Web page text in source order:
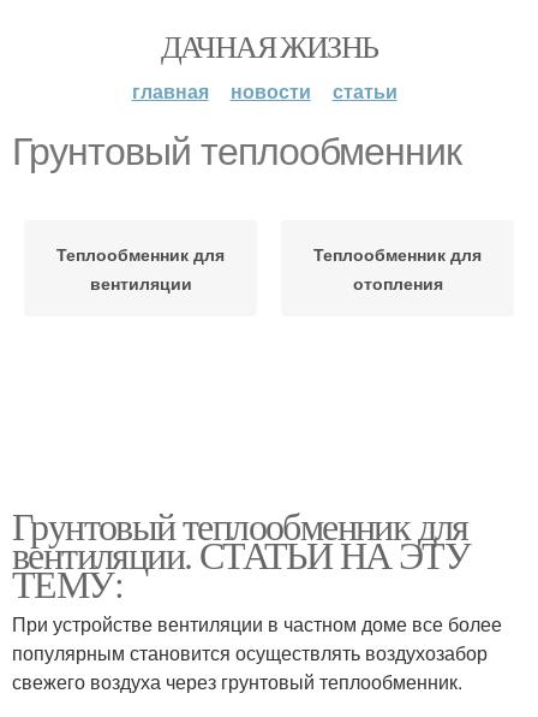
ДАЧНАЯ ЖИЗНЬ
главная новости статьи
Грунтовый теплообменник
Теплообменник для
вентиляции
Теплообменник для
отопления
Грунтовый теплообменник для
вентиляции. СТАТЬИ НА ЭТУ
ТЕМУ:
При устройстве вентиляции в частном доме все более
популярным становится осуществлять воздухозабор
свежего воздуха через грунтовый теплообменник.